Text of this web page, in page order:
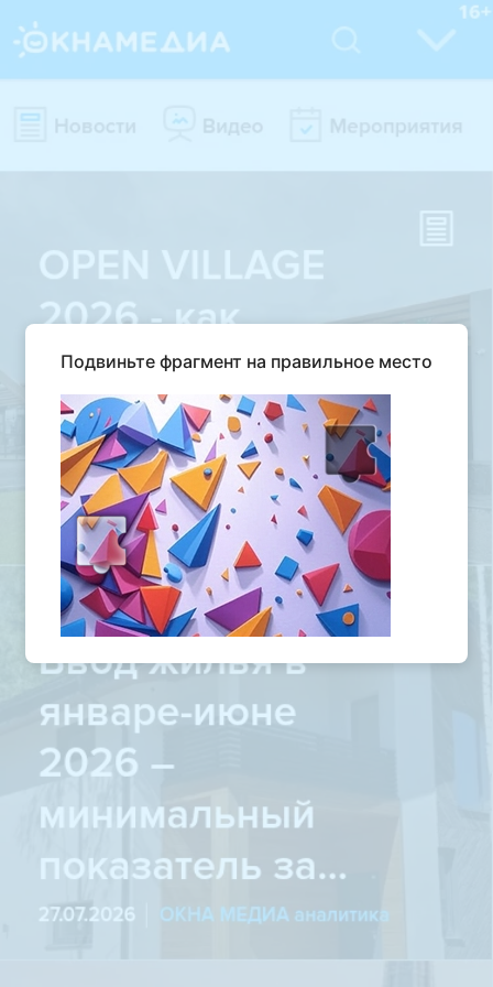
Подвиньте фрагмент на правильное место